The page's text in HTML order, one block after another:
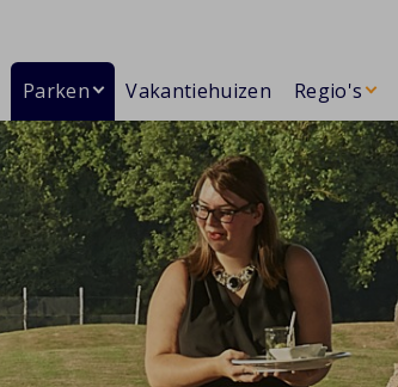
Parken Vakantiehuizen Regio's